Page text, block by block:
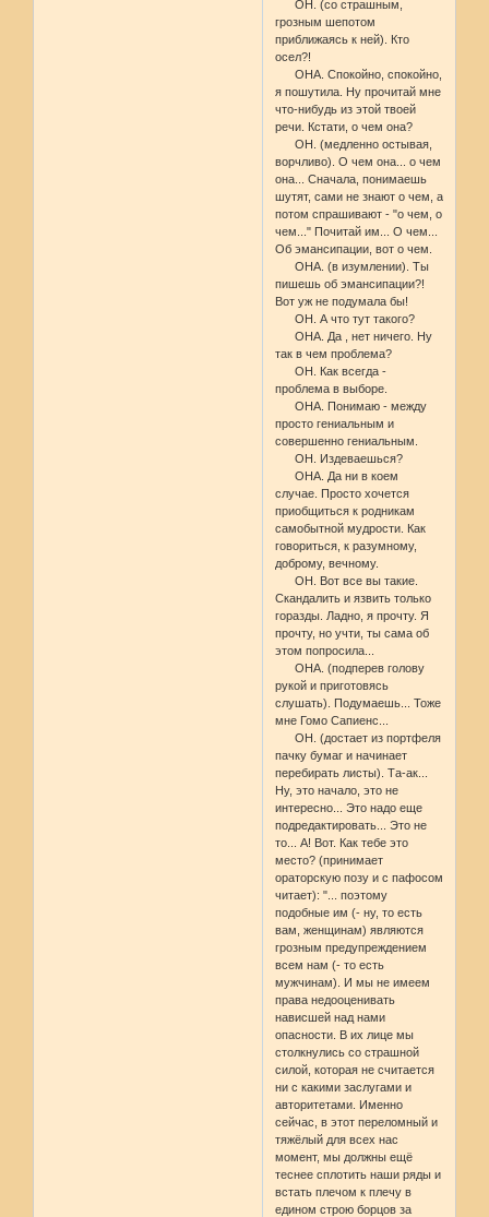
ОН. (со страшным,
грозным шепотом
приближаясь к ней). Кто
осел?!
ОНА. Спокойно, спокойно,
я пошутила. Ну прочитай мне
что-нибудь из этой твоей
речи. Кстати, о чем она?
ОН. (медленно остывая,
ворчливо). О чем она... о чем
она... Сначала, понимаешь
шутят, сами не знают о чем, а
потом спрашивают - "о чем, о
чем..." Почитай им... О чем...
Об эмансипации, вот о чем.
ОНА. (в изумлении). Ты
пишешь об эмансипации?!
Вот уж не подумала бы!
ОН. А что тут такого?
ОНА. Да , нет ничего. Ну
так в чем проблема?
ОН. Как всегда -
проблема в выборе.
ОНА. Понимаю - между
просто гениальным и
совершенно гениальным.
ОН. Издеваешься?
ОНА. Да ни в коем
случае. Просто хочется
приобщиться к родникам
самобытной мудрости. Как
говориться, к разумному,
доброму, вечному.
ОН. Вот все вы такие.
Скандалить и язвить только
горазды. Ладно, я прочту. Я
прочту, но учти, ты сама об
этом попросила...
ОНА. (подперев голову
рукой и приготовясь
слушать). Подумаешь... Тоже
мне Гомо Сапиенс...
ОН. (достает из портфеля
пачку бумаг и начинает
перебирать листы). Та-ак...
Ну, это начало, это не
интересно... Это надо еще
подредактировать... Это не
то... А! Вот. Как тебе это
место? (принимает
ораторскую позу и с пафосом
читает): "... поэтому
подобные им (- ну, то есть
вам, женщинам) являются
грозным предупреждением
всем нам (- то есть
мужчинам). И мы не имеем
права недооценивать
нависшей над нами
опасности. В их лице мы
столкнулись со страшной
силой, которая не считается
ни с какими заслугами и
авторитетами. Именно
сейчас, в этот переломный и
тяжёлый для всех нас
момент, мы должны ещё
теснее сплотить наши ряды и
встать плечом к плечу в
едином строю борцов за